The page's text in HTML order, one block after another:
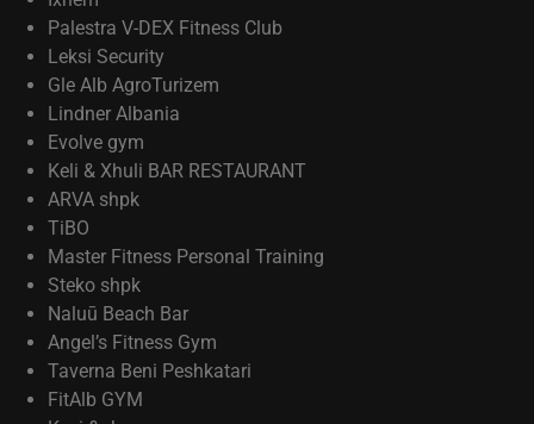
Palestra V-DEX Fitness Club
Leksi Security
Gle Alb AgroTurizem
Lindner Albania
Evolve gym
Keli & Xhuli BAR RESTAURANT
ARVA shpk
TiBO
Master Fitness Personal Training
Steko shpk
Naluū Beach Bar
Angel’s Fitness Gym
Taverna Beni Peshkatari
FitAlb GYM